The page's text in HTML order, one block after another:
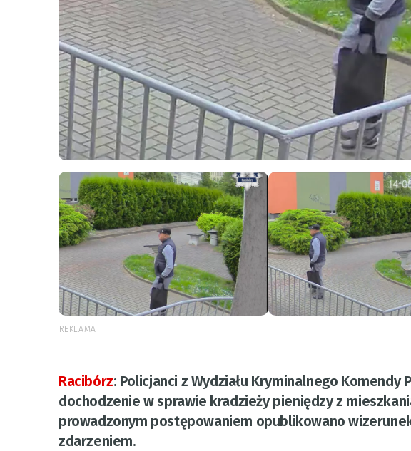
REKLAMA
Racibórz: Policjanci z Wydziału Kryminalnego
dochodzenie w sprawie kradzieży pieniędzy z
prowadzonym postępowaniem opublikowano
zdarzeniem.